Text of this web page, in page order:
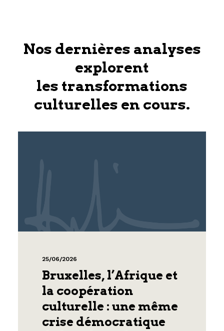
Nos dernières analyses
explorent
les transformations
culturelles en cours.
25/06/2026
Bruxelles, l’Afrique et
la coopération
culturelle : une même
crise démocratique